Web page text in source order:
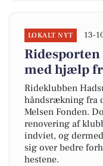
LOKALT NYT 13-
med hjælp
Rideklubben
håndsrækning fra
Melsen Fonden.
renovering af
indviet, og
sig over bedre
hestene.